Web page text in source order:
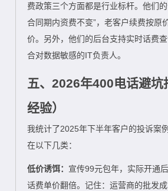
费政策三个方面都是行业标杆。他们
合同期内资费不变”，老客户续费按原
价。另外，他们的后台支持实时话费
合对数据敏感的IT负责人。
五、2026年400电话避坑
经验）
我统计了2025年下半年客户的投诉案
在以下几类：
低价诱饵： 宣传99元包年，实际开通
话费单价翻倍。记住：运营商的批发